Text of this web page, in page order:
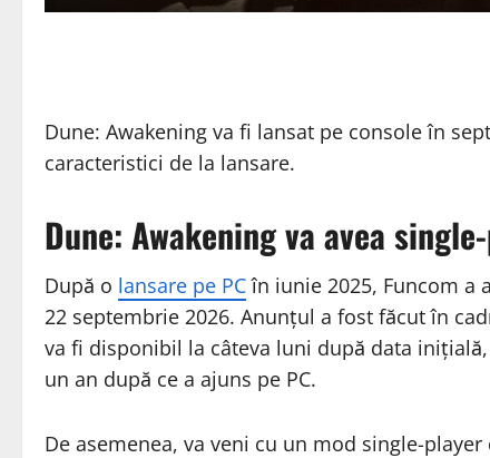
Dune: Awakening va fi lansat pe console în
caracteristici de la lansare.
Dune: Awakening va avea
După o lansare pe PCîn iunie 2025, Funcom a
22 septembrie 2026. Anunțul a fost făcut în
va fi disponibil la câteva luni după data
un an după ce a ajuns pe PC.
De asemenea, va veni cu un mod single-